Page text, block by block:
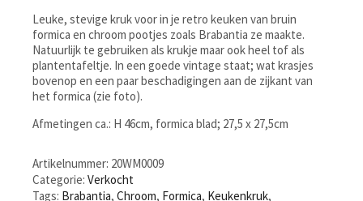
Leuke, stevige kruk voor in je retro keuken van bruin
formica en chroom pootjes zoals Brabantia ze maakte.
Natuurlijk te gebruiken als krukje maar ook heel tof als
plantentafeltje. In een goede vintage staat; wat krasjes
bovenop en een paar beschadigingen aan de zijkant van
het formica (zie foto).
Afmetingen ca.: H 46cm, formica blad; 27,5 x 27,5cm
Artikelnummer: 20WM0009
Categorie: Verkocht
Tags: Brabantia, Chroom, Formica, Keukenkruk,